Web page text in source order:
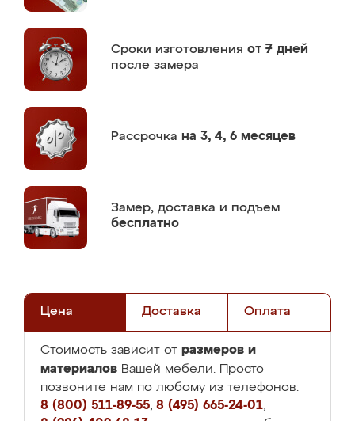
Сроки изготовления от 7 дней
после замера
Рассрочка на 3, 4, 6 месяцев
Замер, доставка и подъем
бесплатно
Цена Доставка Оплата
Стоимость зависит от размеров и
материалов Вашей мебели. Просто
позвоните нам по любому из телефонов:
8 (800) 511-89-55, 8 (495) 665-24-01,